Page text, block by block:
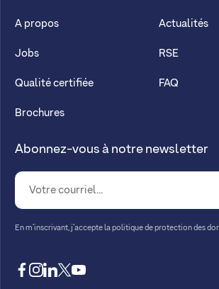
A propos
Jobs
Qualité certifiée
Brochures
Actualités
RSE
FAQ
Abonnez-vous à notre newsletter
En m’inscrivant, j’accepte la politique de protection des
facebook
instagram
linkedin
twitteryoutube